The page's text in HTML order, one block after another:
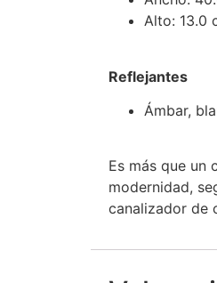
Alto: 13.0
Reflejantes
Ámbar,
Es más que un
modernidad,
canalizador de